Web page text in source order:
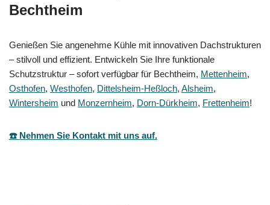
Bechtheim
Genießen Sie angenehme Kühle mit innovativen Dachstrukturen
– stilvoll und effizient. Entwickeln Sie Ihre funktionale
Schutzstruktur – sofort verfügbar für Bechtheim, Mettenheim,
Osthofen, Westhofen, Dittelsheim-Heßloch, Alsheim,
Wintersheim und Monzernheim, Dorn-Dürkheim, Frettenheim!
☎️ Nehmen Sie Kontakt mit uns auf.